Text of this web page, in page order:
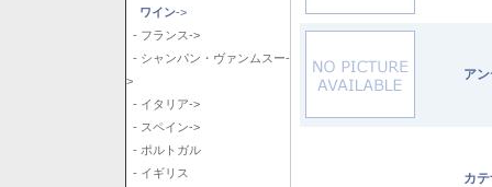
ワイン->
- フランス->
- シャンパン・ヴァンムスー-
>
- イタリア->
- スペイン->
- ポルトガル
- イギリス
ア
カ